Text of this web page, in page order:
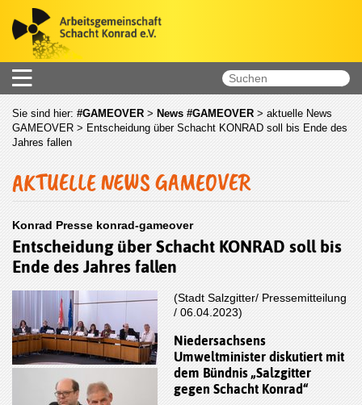
Sie sind hier: #GAMEOVER > News #GAMEOVER > aktuelle News
GAMEOVER > Entscheidung über Schacht KONRAD soll bis Ende des
Jahres fallen
AKTUELLE NEWS GAMEOVER
Konrad Presse konrad-gameover
Entscheidung über Schacht KONRAD soll bis
Ende des Jahres fallen
(Stadt Salzgitter/ Pressemitteilung
/ 06.04.2023)
Niedersachsens
Umweltminister diskutiert mit
dem Bündnis „Salzgitter
gegen Schacht Konrad“